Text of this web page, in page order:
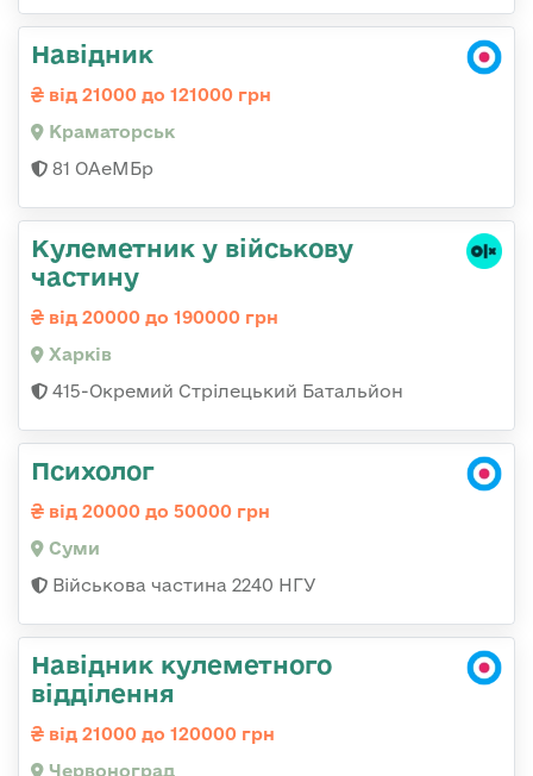
Навідник
від 21000 до 121000 грн
Краматорськ
81 ОАеМБр
Кулеметник у військову
частину
від 20000 до 190000 грн
Харків
415-Окремий Стрілецький Батальйон
Психолог
від 20000 до 50000 грн
Суми
Військова частина 2240 НГУ
Навідник кулеметного
відділення
від 21000 до 120000 грн
Червоноград